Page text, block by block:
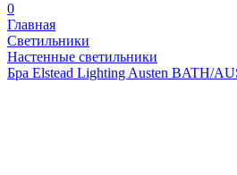
0
Главная
Светильники
Настенные светильники
Бра Elstead Lighting Austen BATH/